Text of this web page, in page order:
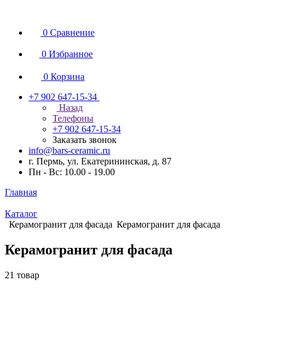
0 Сравнение
0 Избранное
0 Корзина
+7 902 647-15-34
Назад
Телефоны
+7 902 647-15-34
Заказать звонок
info@bars-ceramic.ru
г. Пермь, ул. Екатерининская, д. 87
Пн - Вс: 10.00 - 19.00
Главная
Каталог
Керамогранит для фасада Керамогранит для фасада
Керамогранит для фасада
21 товар